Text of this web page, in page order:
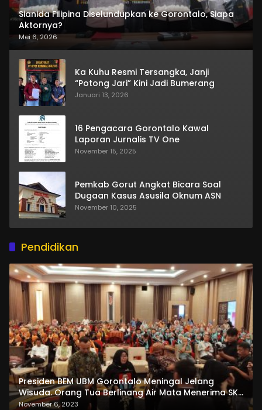
Sianida Filipina Diselundupkan ke Gorontalo, Siapa
Aktornya?
Mei 6, 2026
Ka Kuhu Resmi Tersangka, Janji
“Potong Jari” Kini Jadi Bumerang
Januari 13, 2026
16 Pengacara Gorontalo Kawal
Laporan Jurnalis TV One
November 15, 2025
Pemkab Gorut Angkat Bicara Soal
Dugaan Kasus Asusila Oknum ASN
November 10, 2025
Pendidikan
Presiden BEM UBM Gorontalo Meningal Jelang
Wisuda. Orang Tua Berlinang Air Mata Menerima SKL
dan Pemasangan Salempang
November 6, 2023